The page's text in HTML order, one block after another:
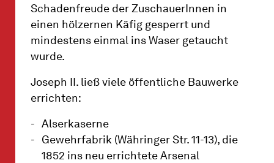
Schadenfreude der ZuschauerInnen in
einen hölzernen Käfig gesperrt und
mindestens einmal ins Waser getaucht
wurde.
Joseph II. ließ viele öffentliche Bauwerke
errichten:
Alserkaserne
Gewehrfabrik (Währinger Str. 11-13), die
1852 ins neu errichtete Arsenal